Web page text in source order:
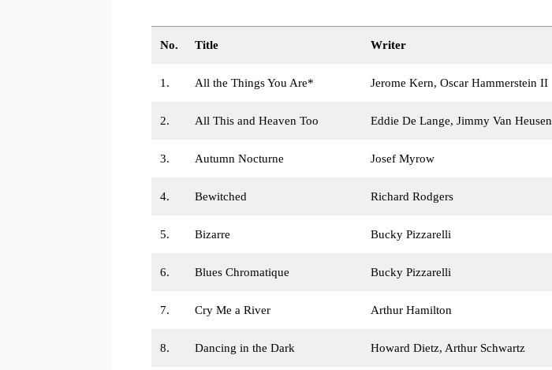
No. Title Writer
1. All the Things You Are* Jerome Kern, Oscar Hammerstein II
2. All This and Heaven Too Eddie De Lange, Jimmy Van Heusen
3. Autumn Nocturne Josef Myrow
4. Bewitched Richard Rodgers
5. Bizarre Bucky Pizzarelli
6. Blues Chromatique Bucky Pizzarelli
7. Cry Me a River Arthur Hamilton
8. Dancing in the Dark Howard Dietz, Arthur Schwartz